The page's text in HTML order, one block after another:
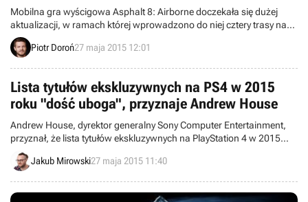
Mobilna gra wyścigowa Asphalt 8: Airborne doczekała się dużej
aktualizacji, w ramach której wprowadzono do niej cztery trasy na
Teneryfie oraz kolejne samochody, w tym Lamborghini Aventador.
Firma Gameloft zwiększyła też limit graczy online do dwunastu.
Piotr Doroń27 maja 2015 12:01
Lista tytułów ekskluzywnych na PS4 w 2015
roku "dość uboga", przyznaje Andrew House
Andrew House, dyrektor generalny Sony Computer Entertainment,
przyznał, że lista tytułów ekskluzywnych na PlayStation 4 w 2015
roku jest dość skąpa. W dużej mierze jest to spowodowane
przesunięciem Uncharted 4: A Thief's End.
Jakub Mirowski27 maja 2015 11:40